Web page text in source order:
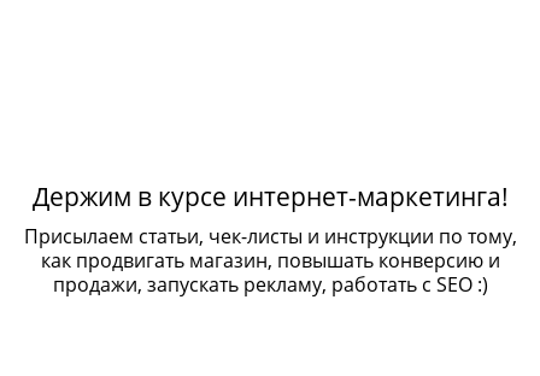
Держим в курсе интернет-маркетинга!
Присылаем статьи, чек-листы и инструкции по тому,
как продвигать магазин, повышать конверсию и
продажи, запускать рекламу, работать с SEO :)